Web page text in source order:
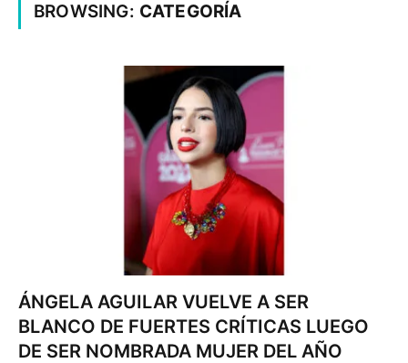
BROWSING: CATEGORÍA
ÁNGELA AGUILAR VUELVE A SER
BLANCO DE FUERTES CRÍTICAS LUEGO
DE SER NOMBRADA MUJER DEL AÑO